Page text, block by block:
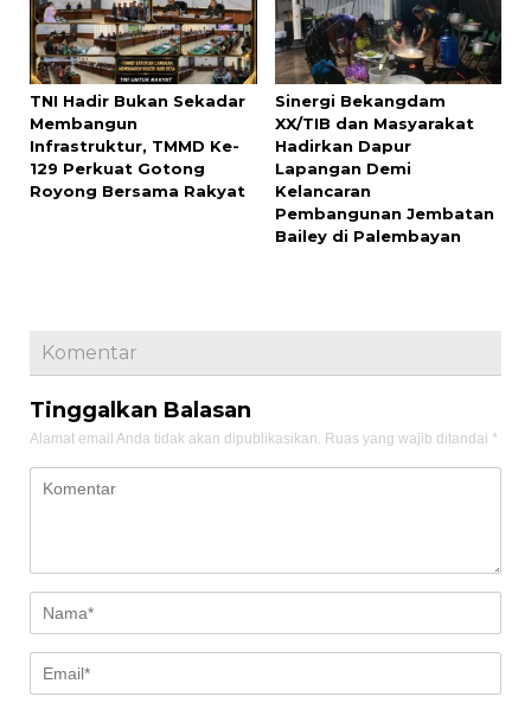
TNI Hadir Bukan Sekadar
Membangun
Infrastruktur, TMMD Ke-
129 Perkuat Gotong
Royong Bersama Rakyat
Sinergi Bekangdam
XX/TIB dan Masyarakat
Hadirkan Dapur
Lapangan Demi
Kelancaran
Pembangunan Jembatan
Bailey di Palembayan
Komentar
Tinggalkan Balasan
Alamat email Anda tidak akan dipublikasikan. Ruas yang wajib ditandai *